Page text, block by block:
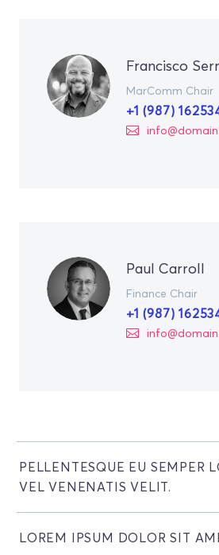
Francisco
MarComm Chair
+1 (987)
Paul Carroll
Finance Chair
+1 (987)
PELLENTESQUE EU SEMPER
VEL VENENATIS VELIT.
LOREM IPSUM DOLOR SIT